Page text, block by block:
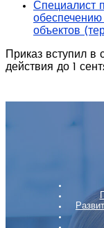
Специалист
обеспечению
объектов
Приказ вступил в
действия до 1